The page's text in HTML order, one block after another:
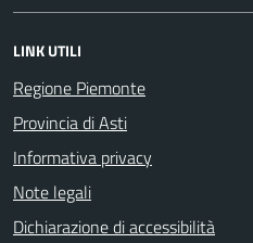
LINK UTILI
Regione Piemonte
Provincia di Asti
Informativa privacy
Note legali
Dichiarazione di accessibilità